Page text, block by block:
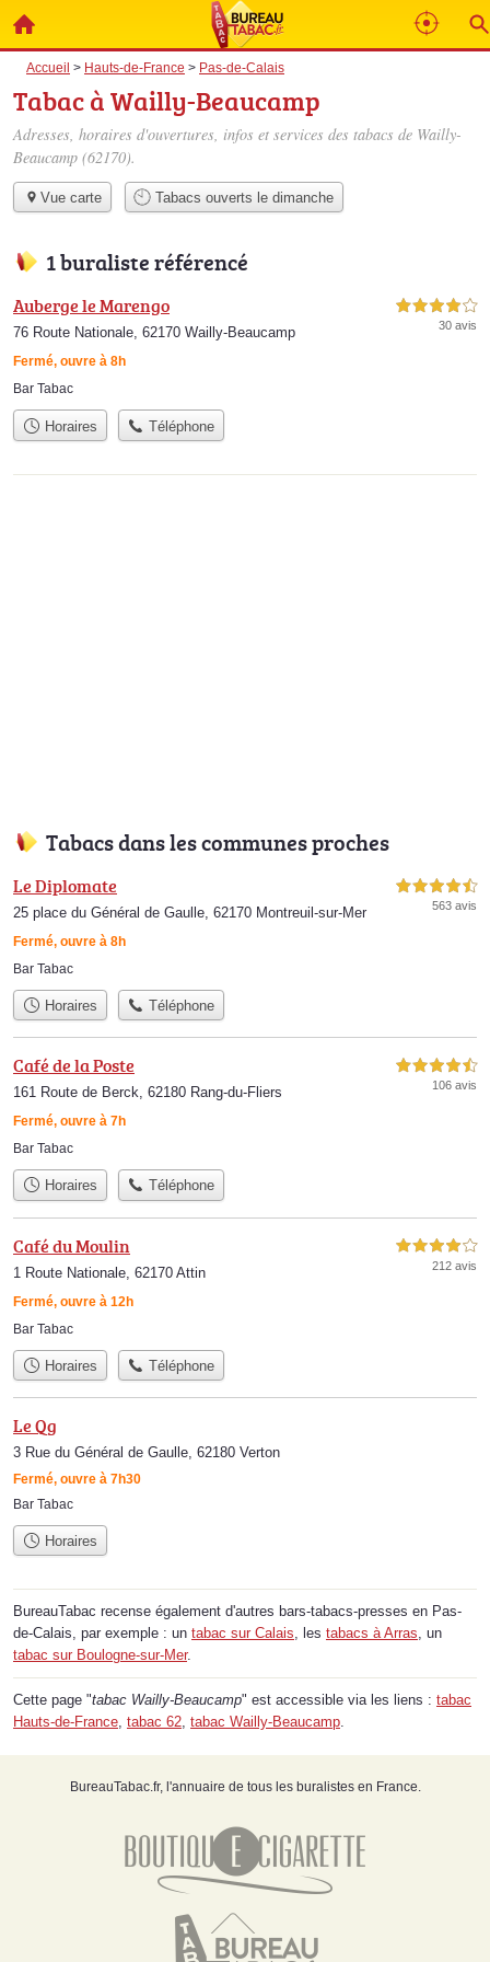
Accueil > Hauts-de-France > Pas-de-Calais
Tabac à Wailly-Beaucamp
Adresses, horaires d'ouvertures, infos et services des tabacs de Wailly-
Beaucamp (62170).
Vue carte Tabacs ouverts le dimanche
1 buraliste référencé
Auberge le Marengo
76 Route Nationale, 62170 Wailly-Beaucamp
Fermé, ouvre à 8h
4,0 étoiles sur 5
30 avis
Bar Tabac
Horaires Téléphone
Tabacs dans les communes proches
Le Diplomate
25 place du Général de Gaulle, 62170 Montreuil-sur-Mer
Fermé, ouvre à 8h
4,5 étoiles sur 5
563 avis
Bar Tabac
Horaires Téléphone
Café de la Poste
161 Route de Berck, 62180 Rang-du-Fliers
Fermé, ouvre à 7h
4,5 étoiles sur 5
106 avis
Bar Tabac
Horaires Téléphone
Café du Moulin
1 Route Nationale, 62170 Attin
Fermé, ouvre à 12h
4,0 étoiles sur 5
212 avis
Bar Tabac
Horaires Téléphone
Le Qg
3 Rue du Général de Gaulle, 62180 Verton
Fermé, ouvre à 7h30
Bar Tabac
Horaires
BureauTabac recense également d'autres bars-tabacs-presses en Pas-
de-Calais, par exemple : un tabac sur Calais, les tabacs à Arras, un
tabac sur Boulogne-sur-Mer.
Cette page "tabac Wailly-Beaucamp" est accessible via les liens : tabac
Hauts-de-France, tabac 62, tabac Wailly-Beaucamp.
BureauTabac.fr, l'annuaire de tous les buralistes en France.